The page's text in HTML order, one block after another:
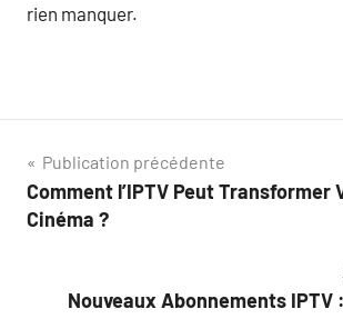
rien manquer.
Navigation
de
Publication précédente
Comment l’IPTV Peut Transformer
Cinéma ?
Nouveaux Abonnements IPTV